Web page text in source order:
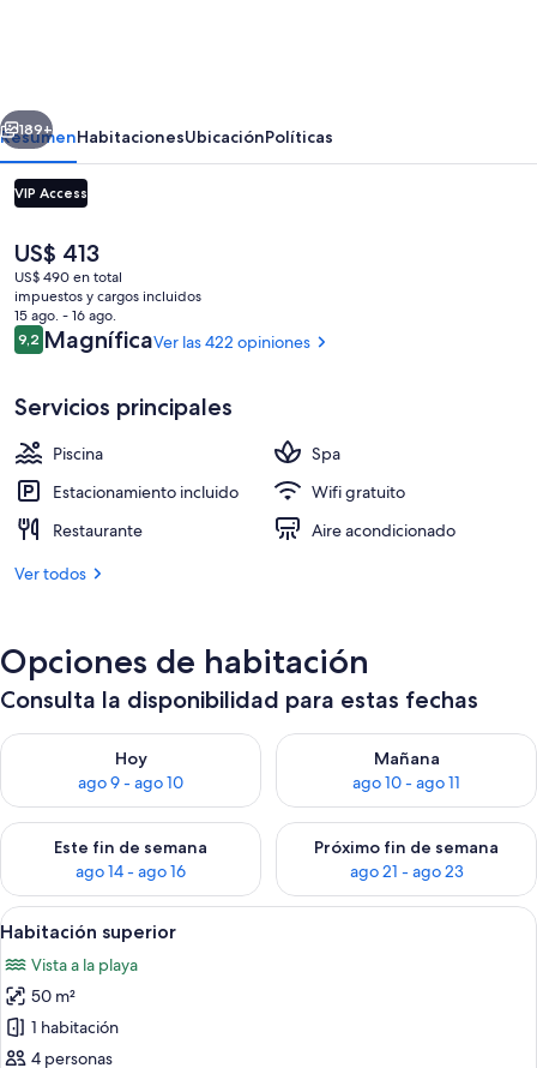
and
Black
Parrot
Suites
Siguiente
189+
ResumenHabitacionesUbicaciónPolíticas
VIP Access
El
precio
actual
es
de
US$ 413
US$ 413
US$ 490 en total
impuestos y cargos incluidos
15 ago. - 16 ago.
Opiniones
9,29,2 de 10
MagníficaVer las 422 opiniones
Servicios principales
Piscina
Spa
Estacionamiento incluido
Wifi gratuito
Restaurante
Aire acondicionado
Ver todos
Opciones de habitación
Consulta la disponibilidad para estas fechas
Hoy
ago 9 - ago 10
Consulta la disponibilidad para hoy ago 9 - ago 10
Mañana
ago 10 - ago 11
Consulta la disponibilidad
Este fin de semana
ago 14 - ago 16
Consulta la disponibilidad para este fin de semana ago 14 -
Próximo fin de semana
ago 21 - ago 23
Consulta la disponibilidad
Ver
todas
las
fotos
de
Habitación
Un dormitorio con una cama
14
Habitación superior
Vista a la playa
50 m²
1 habitación
4 personas